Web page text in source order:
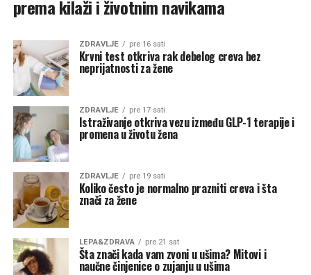
prema kilaži i životnim navikama
ZDRAVLJE pre 16 sati
Krvni test otkriva rak debelog creva bez
neprijatnosti za žene
ZDRAVLJE pre 17 sati
Istraživanje otkriva vezu između GLP-1 terapije i
promena u životu žena
ZDRAVLJE pre 19 sati
Koliko često je normalno prazniti creva i šta
znači za žene
LEPA&ZDRAVA pre 21 sat
Šta znači kada vam zvoni u ušima? Mitovi i
naučne činjenice o zujanju u ušima